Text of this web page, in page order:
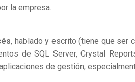
la empresa.
, hablado y escrito (tiene que ser
de SQL Server, Crystal
de gestión,